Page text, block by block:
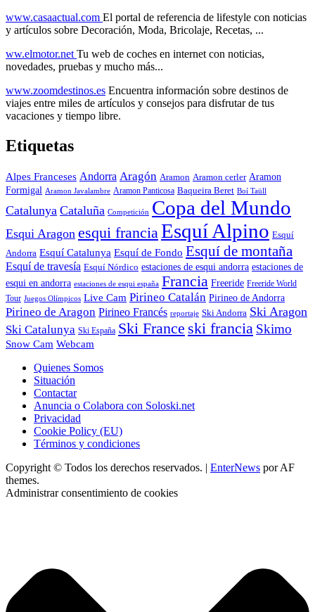
www.casaactual.com El portal de referencia de lifestyle con noticias
y artículos sobre Decoración, Moda, Bricolaje, Recetas, ...
ww.elmotor.net Tu web de coches en internet con noticias,
novedades, pruebas y mucho más...
www.zoomdestinos.es Encuentra información sobre destinos de
viajes entre miles de artículos y consejos para disfrutar de tus
vacaciones y tiempo libre.
Etiquetas
Alpes Franceses Andorra Aragón Aramon Aramon cerler Aramon
Formigal Aramon Javalambre Aramon Panticosa Baqueira Beret Boí Taüll
Catalunya Cataluña Competición Copa del Mundo
Esqui Aragon esqui francia Esquí Alpino Esquí
Andorra Esquí Catalunya Esquí de Fondo Esquí de montaña
Esquí de travesía Esquí Nórdico estaciones de esqui andorra estaciones de
esqui en andorra estaciones de esqui españa Francia Freeride Freeride World
Tour Juegos Olímpicos Live Cam Pirineo Catalán Pirineo de Andorra
Pirineo de Aragon Pirineo Francés reportaje Ski Andorra Ski Aragon
Ski Catalunya Ski España Ski France ski francia Skimo
Snow Cam Webcam
Quienes Somos
Situación
Contactar
Anuncia o Colabora con Soloski.net
Privacidad
Cookie Policy (EU)
Términos y condiciones
Copyright © Todos los derechos reservados. | EnterNews por AF
themes.
Administrar consentimiento de cookies